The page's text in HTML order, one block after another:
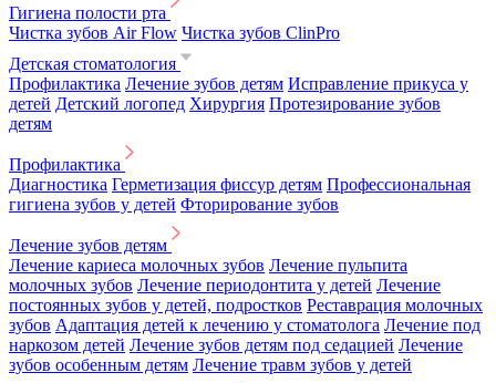
Гигиена полости рта
Чистка зубов Air Flow Чистка зубов ClinPro
Детская стоматология
Профилактика Лечение зубов детям Исправление прикуса у
детей Детский логопед Хирургия Протезирование зубов
детям
Профилактика
Диагностика Герметизация фиссур детям Профессиональная
гигиена зубов у детей Фторирование зубов
Лечение зубов детям
Лечение кариеса молочных зубов Лечение пульпита
молочных зубов Лечение периодонтита у детей Лечение
постоянных зубов у детей, подростков Реставрация молочных
зубов Адаптация детей к лечению у стоматолога Лечение под
наркозом детей Лечение зубов детям под седацией Лечение
зубов особенным детям Лечение травм зубов у детей